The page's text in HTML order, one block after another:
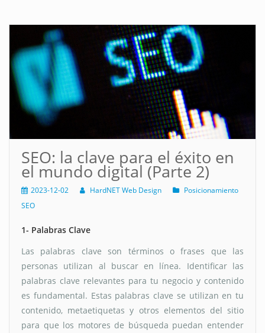
SEO: la clave para el éxito en
el mundo digital (Parte 2)
2023-12-02 HardNET Web Design
Posicionamiento
SEO
1- Palabras Clave
Las palabras clave son términos o frases que las
personas utilizan al buscar en línea. Identificar las
palabras clave relevantes para tu negocio y contenido
es fundamental. Estas palabras clave se utilizan en tu
contenido, metaetiquetas y otros elementos del sitio
para que los motores de búsqueda puedan entender